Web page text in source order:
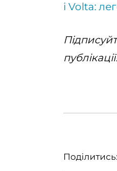
і Volta:
Поділитись: